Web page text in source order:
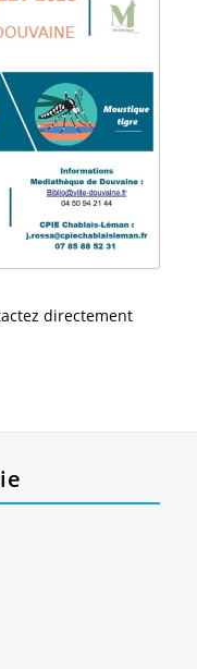
directement